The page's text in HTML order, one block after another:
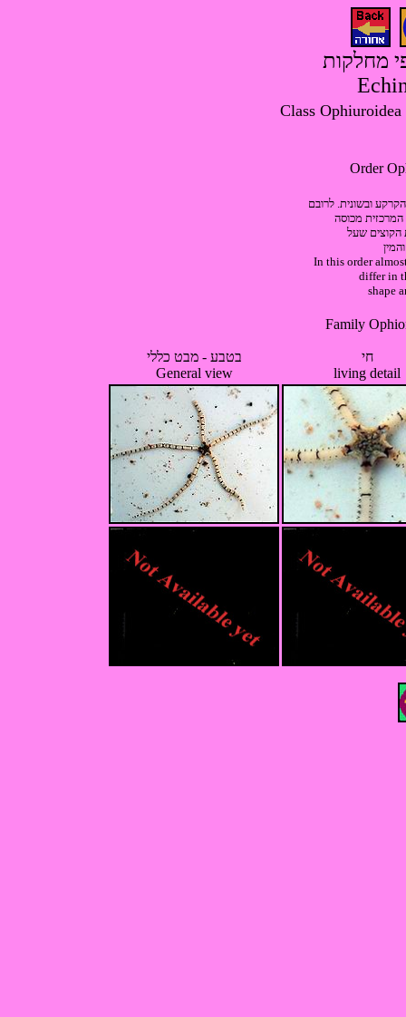
מחלקות
ובשונית. לרובם
המרכזית מכוסה
הקוצים שעל
In this order
differ in
shape
בטבע - מבט כללי
General view
חי
living detail